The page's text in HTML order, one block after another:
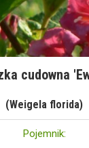
cudowna
(Weigela florida)
Pojemnik: